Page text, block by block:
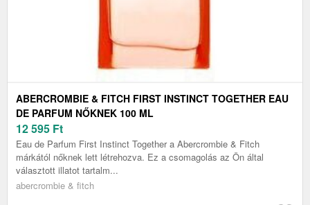
ABERCROMBIE & FITCH FIRST INSTINCT TOGETHER EAU
DE PARFUM NŐKNEK 100 ML
12 595 Ft
Eau de Parfum First Instinct Together a Abercrombie & Fitch
márkától nőknek lett létrehozva. Ez a csomagolás az Ön által
választott illatot tartalm...
abercrombie & fitch